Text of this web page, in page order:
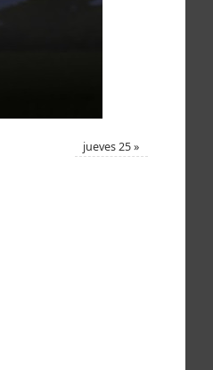
jueves 25»